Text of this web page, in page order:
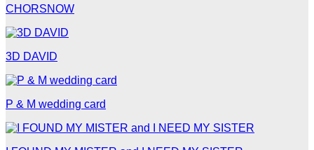
CHORSNOW
3D DAVID
P & M wedding card